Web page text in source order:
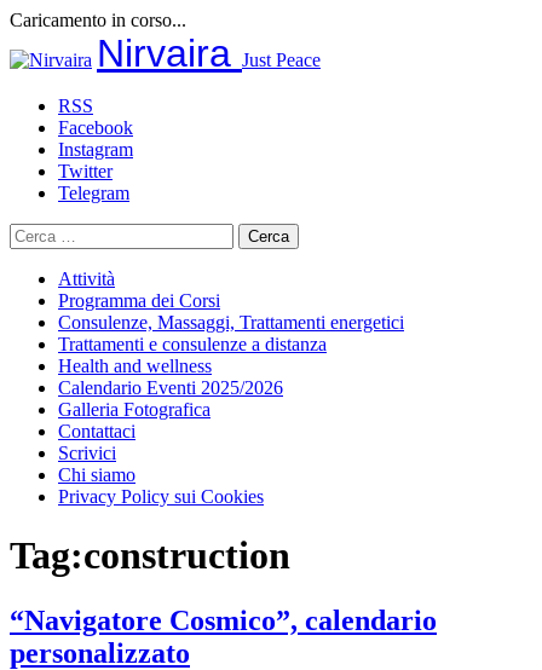
Caricamento in corso...
al
Nirvaira Just Peace
RSS
Facebook
Instagram
Twitter
Telegram
Ricerca
per:
Attività
Programma dei Corsi
Consulenze, Massaggi, Trattamenti energetici
Trattamenti e consulenze a distanza
Health and wellness
Calendario Eventi 2025/2026
Galleria Fotografica
Contattaci
Scrivici
Chi siamo
Privacy Policy sui Cookies
Tag:construction
“Navigatore Cosmico”, calendario
personalizzato